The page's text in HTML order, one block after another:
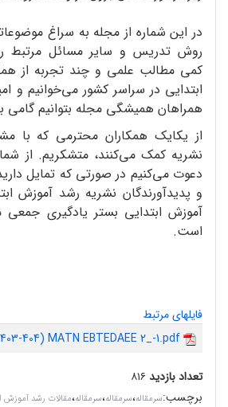
در این شماره از مجله به سراغ
روش تدریس و سایر مسائل مرتبط
کمی مطالب علمی و چند تجربه از
ابتدایی در سراسر کشور می‌خوانیم و
همراهان همیشگی مجله بتوانیم گامی
از یکایک همکاران محترمی که با
نشریه کمک می‌کنند، متشکریم. از
دعوت می‌کنیم در صورتی که تمایل
و پدیدآورندگان نشریه رشد آموزش
آموزش ابتدایی بستر یادگیری جمعی
است.
فایلهای مرتبط
404) MATN EBTEDAEE 2_-1.pdf
تعداد بازدید۸۱۶
برچسب:سرمقاله‌،سرمقاله،سرمقاله،مقالات رشد آموزش